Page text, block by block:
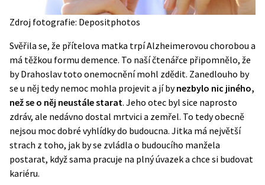
Zdroj fotografie: Depositphotos
Svěřila se, že přítelova matka trpí Alzheimerovou chorobou a
má těžkou formu demence. To naší čtenářce připomnělo, že
by Drahoslav toto onemocnění mohl zdědit. Zanedlouho by
se u něj tedy nemoc mohla projevit a jí bynezbylo nic jiného,
než se o něj neustále starat. Jeho otec byl sice naprosto
zdráv, ale nedávno dostal mrtvici a zemřel. To tedy obecně
nejsou moc dobré vyhlídky do budoucna. Jitka má největší
strach z toho, jak by se zvládla o budoucího manžela
postarat, když sama pracuje na plný úvazek a chce si budovat
kariéru.